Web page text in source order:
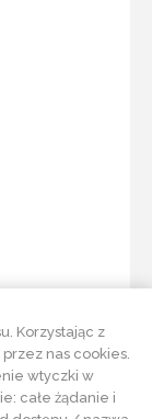
Korzystając z
nas cookies.
wtyczki w
całe żądanie i